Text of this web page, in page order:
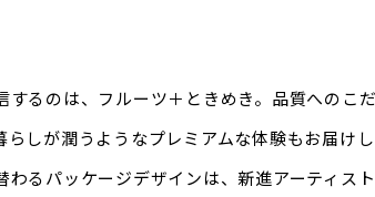
するのは、フルーツ＋ときめき。品質へのこ
らしが潤うようなプレミアムな体験もお届けし
わるパッケージデザインは、新進アーティス